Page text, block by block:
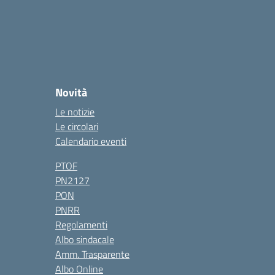
Novità
Le notizie
Le circolari
Calendario eventi
PTOF
PN2127
PON
PNRR
Regolamenti
Albo sindacale
Amm. Trasparente
Albo Online